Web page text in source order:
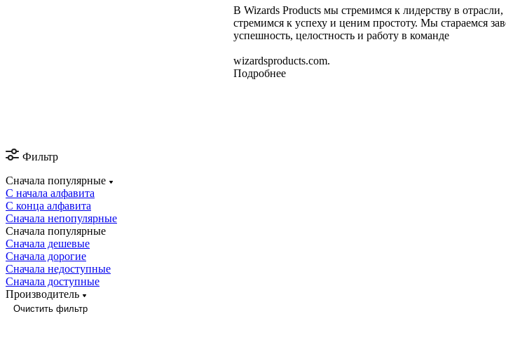
В Wizards Products мы стремимся к лидерству в
стремимся к успеху и ценим простоту. Мы стараемся
успешность, целостность и работу в команде
wizardsproducts.com.
Подробнее
Фильтр
Сначала популярные
С начала алфавита
С конца алфавита
Сначала непопулярные
Сначала популярные
Сначала дешевые
Сначала дорогие
Сначала недоступные
Сначала доступные
Производитель
Очистить фильтр